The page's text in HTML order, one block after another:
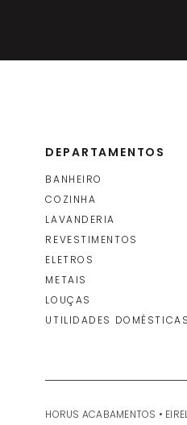
DEPARTAMENTOS
BANHEIRO
COZINHA
LAVANDERIA
REVESTIMENTOS
ELETROS
METAIS
LOUÇAS
UTILIDADES DOMÉSTICAS
HORUS ACABAMENTOS •